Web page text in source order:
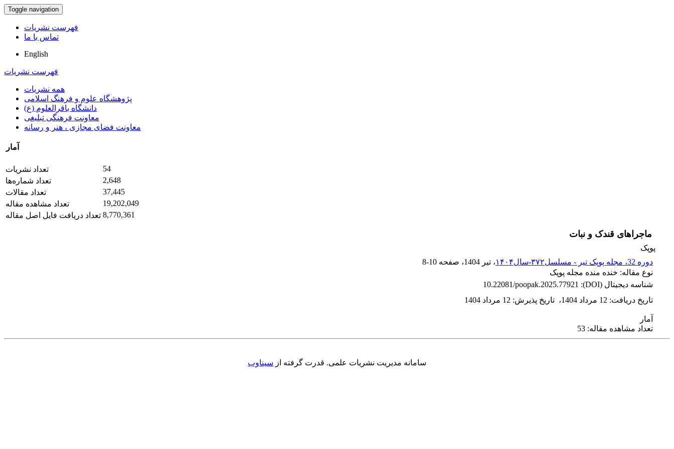
Toggle navigation
فهرست نشریات
تماس با ما
English
فهرست نشریات
همه نشریات
پژوهشگاه علوم و فرهنگ اسلامی
دانشگاه باقرالعلوم (ع)
معاونت فرهنگی تبلیغی
معاونت فضای مجازی ، هنر و رسانه
آمار
تعداد نشریات
54
تعداد شماره‌ها
2,648
تعداد مقالات
37,445
تعداد مشاهده مقاله
19,202,049
تعداد دریافت فایل اصل مقاله 8,770,361
ماجراهای قندک و نبات
پوپک
دوره 32، مجله پوپک تیر - مسلسل۳۷۲-سال۱۴۰۴
، تیر 1404 ، صفحه 8-10
نوع مقاله: خنده منده مجله پوپک
شناسه دیجیتال (DOI):
10.22081/poopak.2025.77921
تاریخ دریافت: 12 مرداد 1404 ، تاریخ پذیرش: 12 مرداد 1404
آمار
تعداد مشاهده مقاله: 53
سامانه مدیریت نشریات علمی. قدرت گرفته از سیناوب